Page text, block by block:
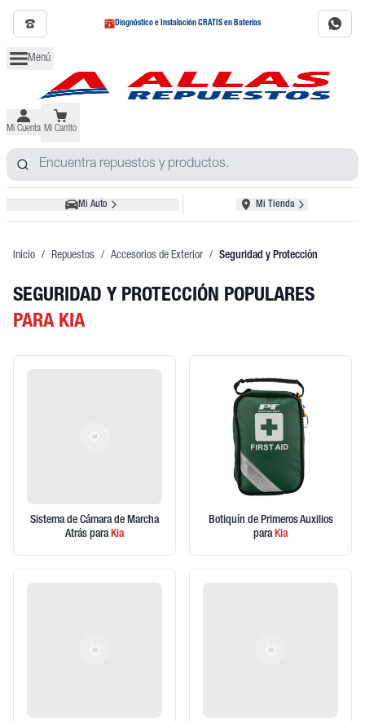
Diagnóstico e Instalación GRATIS en Baterías
Menú
Mi Cuenta Mi Carrito
Mi Auto Mi Tienda
Inicio / Repuestos / Accesorios de Exterior / Seguridad y Protección
SEGURIDAD Y PROTECCIÓN POPULARES
PARA KIA
Sistema de Cámara de Marcha
Atrás paraKia
Botiquín de Primeros Auxilios
paraKia